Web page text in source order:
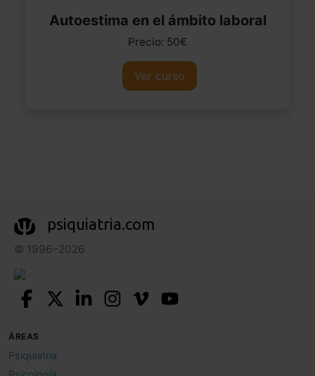
Autoestima en el ámbito laboral
Precio: 50€
Ver curso
psiquiatria.com
© 1996–2026
ÁREAS
Psiquiatría